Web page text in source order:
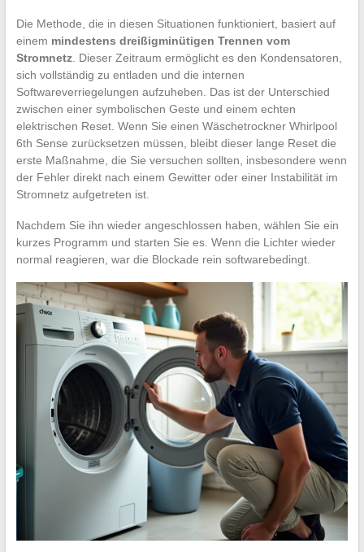
Die Methode, die in diesen Situationen funktioniert, basiert auf
einem mindestens dreißigminütigen Trennen vom
Stromnetz. Dieser Zeitraum ermöglicht es den Kondensatoren,
sich vollständig zu entladen und die internen
Softwareverriegelungen aufzuheben. Das ist der Unterschied
zwischen einer symbolischen Geste und einem echten
elektrischen Reset. Wenn Sie einen Wäschetrockner Whirlpool
6th Sense zurücksetzen müssen, bleibt dieser lange Reset die
erste Maßnahme, die Sie versuchen sollten, insbesondere wenn
der Fehler direkt nach einem Gewitter oder einer Instabilität im
Stromnetz aufgetreten ist.
Nachdem Sie ihn wieder angeschlossen haben, wählen Sie ein
kurzes Programm und starten Sie es. Wenn die Lichter wieder
normal reagieren, war die Blockade rein softwarebedingt.